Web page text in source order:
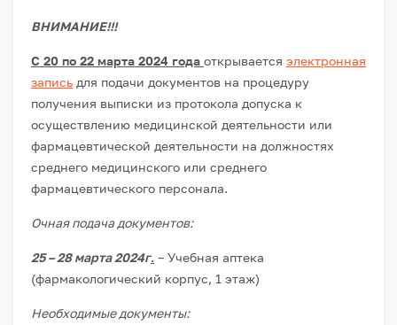
ВНИМАНИЕ!!!
С 20 по 22 марта 2024 года открывается электронная
запись для подачи документов на процедуру
получения выписки из протокола допуска к
осуществлению медицинской деятельности или
фармацевтической деятельности на должностях
среднего медицинского или среднего
фармацевтического персонала.
Очная подача документов:
25 – 28 марта 2024г. – Учебная аптека
(фармакологический корпус, 1 этаж)
Необходимые документы: